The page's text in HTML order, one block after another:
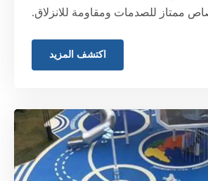
ممتاز للصدمات ومقاومة للانزلاق.
اكتشف المزيد